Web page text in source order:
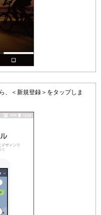
、＜新規登録＞をタップしま